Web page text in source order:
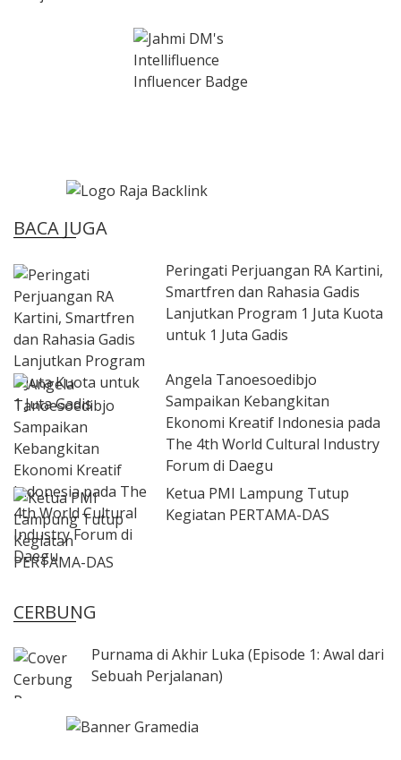
BACA JUGA
Peringati Perjuangan RA Kartini,
Smartfren dan Rahasia Gadis
Lanjutkan Program 1 Juta Kuota
untuk 1 Juta Gadis
Angela Tanoesoedibjo
Sampaikan Kebangkitan
Ekonomi Kreatif Indonesia pada
The 4th World Cultural Industry
Forum di Daegu
Ketua PMI Lampung Tutup
Kegiatan PERTAMA-DAS
CERBUNG
Purnama di Akhir Luka (Episode 1: Awal dari
Sebuah Perjalanan)